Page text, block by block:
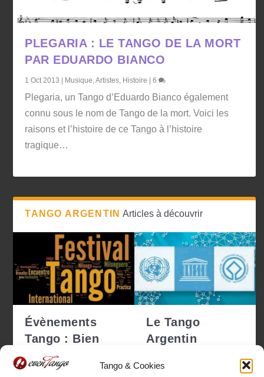
Tango & Cookies
PLEGARIA : LE TANGO DE LA MORT
PAR EDUARDO BIANCO
1 Oct 2013 | Musique ,Artistes Histoire |6
Plegaria, un Tango d’Eduardo Bianco également
connu sous le nom de Tango de la mort. Voici les
raisons et l’histoire de ce Tango à l’histoire
tragique…
TANGO ARGENTIN Articles à découvrir
Évènements
Tango : Bien
choisir pour ne
pas se tro...
Le Tango
Argentin
Patrimoine